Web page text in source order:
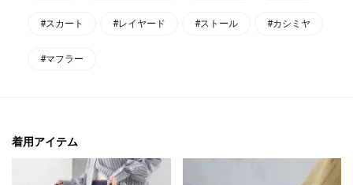
#スカート #レイヤード #ストール #カシミヤ
#マフラー
着用アイテム